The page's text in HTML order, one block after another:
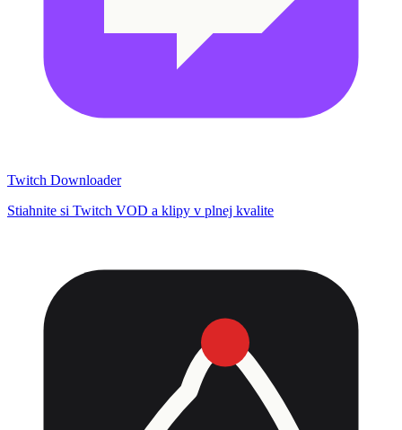
Twitch Downloader
Stiahnite si Twitch VOD a klipy v plnej kvalite